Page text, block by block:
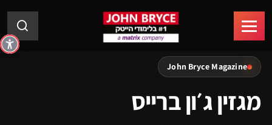
John Bryce Magazine
מגזין ג׳ון ברייס